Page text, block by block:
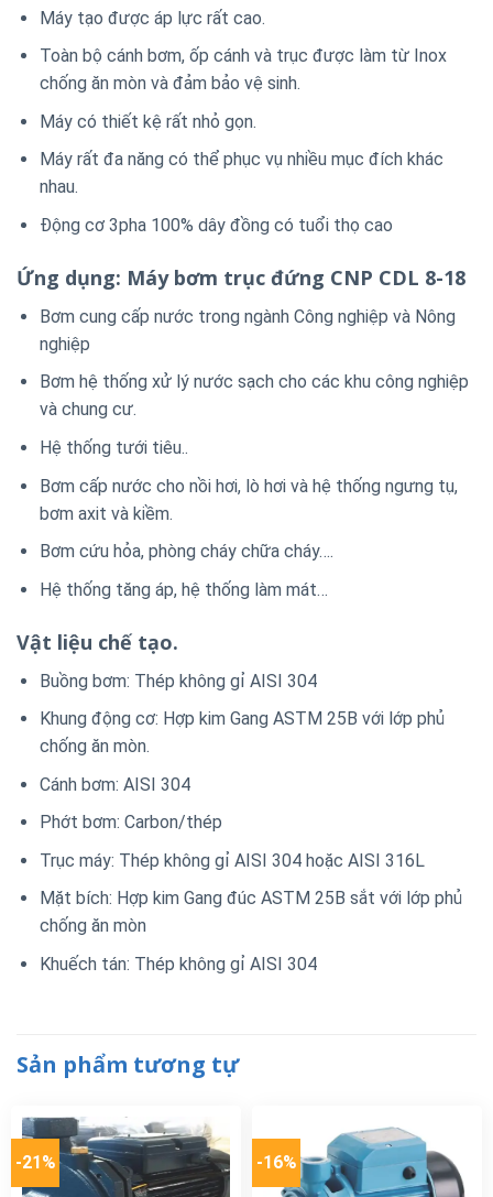
Máy tạo được áp lực rất cao.
Toàn bộ cánh bơm, ốp cánh và trục được làm từ Inox
chống ăn mòn và đảm bảo vệ sinh.
Máy có thiết kệ rất nhỏ gọn.
Máy rất đa năng có thể phục vụ nhiều mục đích khác
nhau.
Động cơ 3pha 100% dây đồng có tuổi thọ cao
Ứng dụng: Máy bơm trục đứng CNP CDL 8-18
Bơm cung cấp nước trong ngành Công nghiệp và Nông
nghiệp
Bơm hệ thống xử lý nước sạch cho các khu công nghiệp
và chung cư.
Hệ thống tưới tiêu..
Bơm cấp nước cho nồi hơi, lò hơi và hệ thống ngưng tụ,
bơm axit và kiềm.
Bơm cứu hỏa, phòng cháy chữa cháy….
Hệ thống tăng áp, hệ thống làm mát…
Vật liệu chế tạo.
Buồng bơm: Thép không gỉ AISI 304
Khung động cơ: Hợp kim Gang ASTM 25B với lớp phủ
chống ăn mòn.
Cánh bơm: AISI 304
Phớt bơm: Carbon/thép
Trục máy: Thép không gỉ AISI 304 hoặc AISI 316L
Mặt bích: Hợp kim Gang đúc ASTM 25B sắt với lớp phủ
chống ăn mòn
Khuếch tán: Thép không gỉ AISI 304
Sản phẩm tương tự
-21% -16%